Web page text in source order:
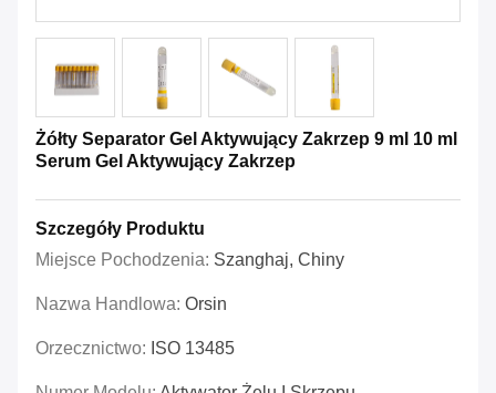
Żółty Separator Gel Aktywujący Zakrzep 9 ml 10 ml
Serum Gel Aktywujący Zakrzep
Szczegóły Produktu
Miejsce Pochodzenia: Szanghaj, Chiny
Nazwa Handlowa: Orsin
Orzecznictwo: ISO 13485